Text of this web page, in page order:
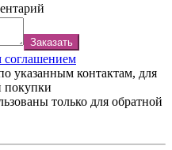
Заказать
соглашением
указанным контактам, для
покупки
только для обратной